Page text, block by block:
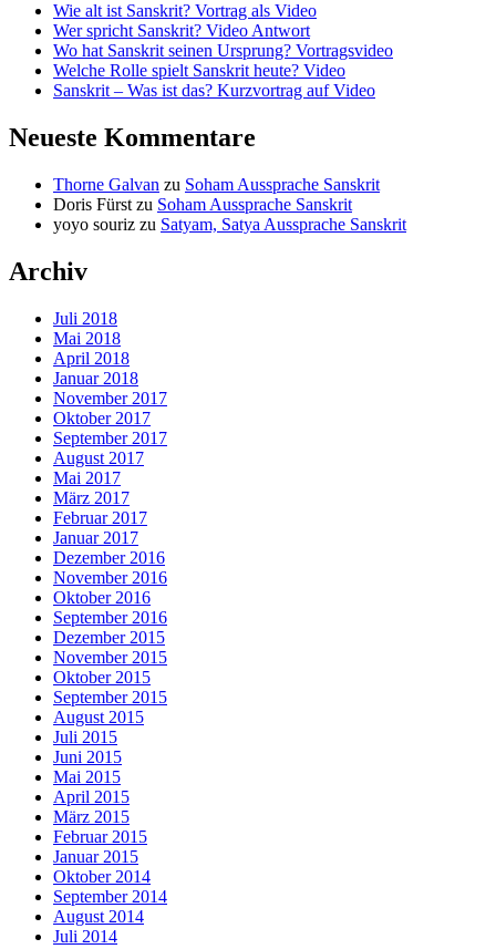
Wie alt ist Sanskrit? Vortrag als Video
Wer spricht Sanskrit? Video Antwort
Wo hat Sanskrit seinen Ursprung? Vortragsvideo
Welche Rolle spielt Sanskrit heute? Video
Sanskrit – Was ist das? Kurzvortrag auf Video
Neueste Kommentare
Thorne Galvan zu Soham Aussprache Sanskrit
Doris Fürst zu Soham Aussprache Sanskrit
yoyo souriz zu Satyam, Satya Aussprache Sanskrit
Archiv
Juli 2018
Mai 2018
April 2018
Januar 2018
November 2017
Oktober 2017
September 2017
August 2017
Mai 2017
März 2017
Februar 2017
Januar 2017
Dezember 2016
November 2016
Oktober 2016
September 2016
Dezember 2015
November 2015
Oktober 2015
September 2015
August 2015
Juli 2015
Juni 2015
Mai 2015
April 2015
März 2015
Februar 2015
Januar 2015
Oktober 2014
September 2014
August 2014
Juli 2014